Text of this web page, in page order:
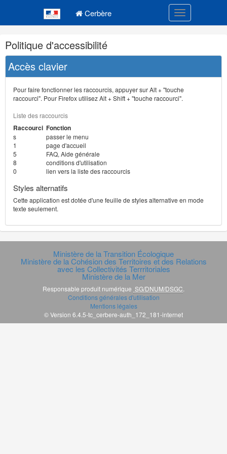
Cerbère Toggle
Navigation
et
outils
annexes
Politique d'accessibilité
Accès clavier
Pour faire fonctionner les raccourcis, appuyer sur Alt + "touche
raccourci". Pour Firefox utilisez Alt + Shift + "touche raccourci".
Liste des raccourcis
Raccourci Fonction
s
passer le menu
1
page d'accueil
5
FAQ, Aide générale
8
conditions d'utilisation
0
lien vers la liste des raccourcis
Styles alternatifs
Cette application est dotée d'une feuille de styles alternative en mode
texte seulement.
Ministère de la Transition Écologique
Ministère de la Cohésion des Territoires et des Relations
avec les Collectivités Terrritoriales
Ministère de la Mer
Responsable produit numérique SG/DNUM/DSGC
Conditions générales d'utilisation
Mentions légales
© Version 6.4.5-tc_cerbere-auth_172_181-internet